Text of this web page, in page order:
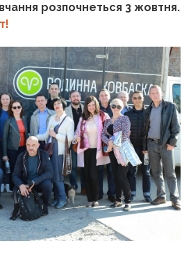
розпочнеться 3 жовтня.